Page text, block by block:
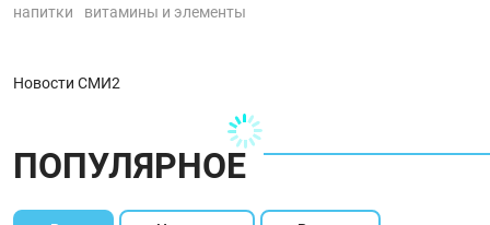
напитки витамины и элементы
Новости СМИ2
ПОПУЛЯРНОЕ